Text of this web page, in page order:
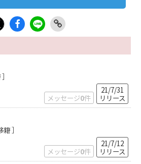
Fac
eb
LIN
E
Link
Copy
メッセージ0件
21/7/31
リリース
］
メッセージ0件
21/7/12
リリース